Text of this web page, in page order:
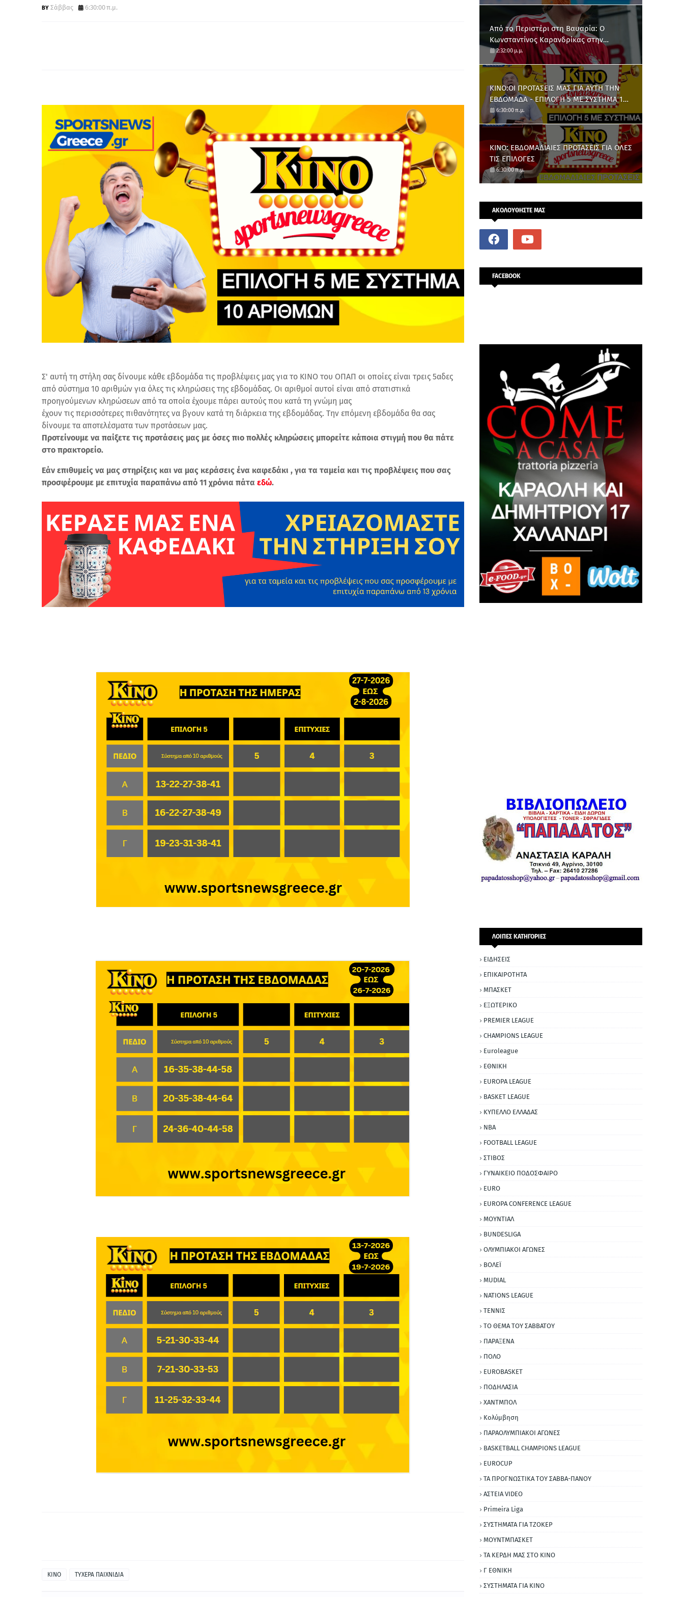
Σάββας 6:30:00 π.μ.
Σ' αυτή τη στήλη σας δίνουμε κάθε εβδομάδα τις προβλέψεις μας για το ΚΙΝΟ του ΟΠΑΠ οι οποίες είναι τρεις 5αδες
από σύστημα 10 αριθμών για όλες τις κληρώσεις της εβδομάδας. Οι αριθμοί αυτοί είναι από στατιστικά
προηγούμενων κληρώσεων από τα οποία έχουμε πάρει αυτούς που κατά τη γνώμη μας
έχουν τις περισσότερες πιθανότητες να βγουν κατά τη διάρκεια της εβδομάδας. Την επόμενη εβδομάδα θα σας
δίνουμε τα αποτελέσματα των προτάσεων μας.
Προτείνουμε να παίξετε τις προτάσεις μας με όσες πιο πολλές κληρώσεις μπορείτε κάποια στιγμή που θα πάτε
στο πρακτορείο.
Εάν επιθυμείς να μας στηρίξεις και να μας κεράσεις ένα καφεδάκι , για τα ταμεία και τις προβλέψεις που σας
προσφέρουμε με επιτυχία παραπάνω από 11 χρόνια πάτα εδώ.
ΚΙΝΟ ΤΥΧΕΡΑ ΠΑΙΧΝΙΔΙΑ
Από το Περιστέρι στη Βαυαρία: O
Κωνσταντίνος Καρανδρίκας στην
Μπάγερν Μονάχου
2:32:00 μ.μ.
ΚΙΝΟ:ΟΙ ΠΡΟΤΑΣΕΙΣ ΜΑΣ ΓΙΑ ΑΥΤΗ ΤΗΝ
ΕΒΔΟΜΑΔΑ - ΕΠΙΛΟΓΗ 5 ΜΕ ΣΥΣΤΗΜΑ 10
ΑΡΙΘΜΩΝ
6:30:00 π.μ.
ΚΙΝΟ: ΕΒΔΟΜΑΔΙΑΙΕΣ ΠΡΟΤΑΣΕΙΣ ΓΙΑ ΟΛΕΣ
ΤΙΣ ΕΠΙΛΟΓΕΣ
6:30:00 π.μ.
ΑΚΟΛΟΥΘΗΣΤΕ ΜΑΣ
FACEBOOK
ΛΟΙΠΕΣ ΚΑΤΗΓΟΡΙΕΣ
ΕΙΔΗΣΕΙΣ
ΕΠΙΚΑΙΡΟΤΗΤΑ
ΜΠΑΣΚΕΤ
ΕΞΩΤΕΡΙΚΟ
PREMIER LEAGUE
CHAMPIONS LEAGUE
Euroleague
ΕΘΝΙΚΗ
EUROPA LEAGUE
BASKET LEAGUE
ΚΥΠΕΛΛΟ ΕΛΛΑΔΑΣ
NBA
FOOTBALL LEAGUE
ΣΤΙΒΟΣ
ΓΥΝΑΙΚΕΙΟ ΠΟΔΟΣΦΑΙΡΟ
EURO
EUROPA CONFERENCE LEAGUE
ΜΟΥΝΤΙΑΛ
BUNDESLIGA
ΟΛΥΜΠΙΑΚΟΙ ΑΓΩΝΕΣ
ΒΟΛΕΪ
MUDIAL
NATIONS LEAGUE
ΤΕΝΝΙΣ
ΤΟ ΘΕΜΑ ΤΟΥ ΣΑΒΒΑΤΟΥ
ΠΑΡΑΞΕΝΑ
ΠΟΛΟ
EUROBASKET
ΠΟΔΗΛΑΣΙΑ
ΧΑΝΤΜΠΟΛ
Κολύμβηση
ΠΑΡΑΟΛΥΜΠΙΑΚΟΙ ΑΓΩΝΕΣ
BASKETBALL CHAMPIONS LEAGUE
EUROCUP
ΤΑ ΠΡΟΓΝΩΣΤΙΚΑ ΤΟΥ ΣΑΒΒΑ-ΠΑΝΟΥ
ΑΣΤΕΙΑ VIDEO
Primeira Liga
ΣΥΣΤΗΜΑΤΑ ΓΙΑ ΤΖΟΚΕΡ
ΜΟΥΝΤΜΠΑΣΚΕΤ
ΤΑ ΚΕΡΔΗ ΜΑΣ ΣΤΟ ΚΙΝΟ
Γ ΕΘΝΙΚΗ
ΣΥΣΤΗΜΑΤΑ ΓΙΑ ΚΙΝΟ